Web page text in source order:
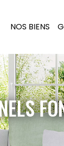
NOS BIENS